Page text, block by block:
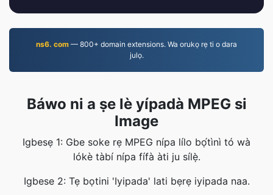
ns6. com — 800+ domain extensions. Wa orukọ rẹ ti o dara
julọ.
Báwo ni a ṣe lè yípadà MPEG si
Image
Igbesẹ 1: Gbe soke rẹ MPEG nípa lílo bọ́tìnì tó wà
lókè tàbí nípa fífà àti ju sílẹ̀.
Igbese 2: Tẹ bọtini 'Iyipada' lati bẹrẹ iyipada naa.